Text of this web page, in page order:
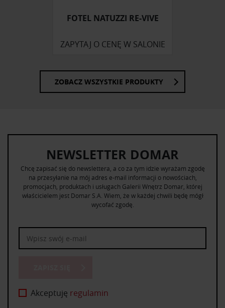
FOTEL NATUZZI RE-VIVE
ZAPYTAJ O CENĘ W SALONIE
ZOBACZ WSZYSTKIE PRODUKTY
NEWSLETTER DOMAR
Chcę zapisać się do newslettera, a co za tym idzie wyrażam zgodę
na przesyłanie na mój adres e-mail informacji o nowościach,
promocjach, produktach i usługach Galerii Wnętrz Domar, której
właścicielem jest Domar S.A. Wiem, że w każdej chwili będę mógł
wycofać zgodę.
Akceptuję regulamin